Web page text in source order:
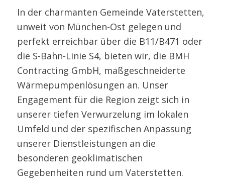
In der charmanten Gemeinde Vaterstetten,
unweit von München-Ost gelegen und
perfekt erreichbar über die B11/B471 oder
die S-Bahn-Linie S4, bieten wir, die BMH
Contracting GmbH, maßgeschneiderte
Wärmepumpenlösungen an. Unser
Engagement für die Region zeigt sich in
unserer tiefen Verwurzelung im lokalen
Umfeld und der spezifischen Anpassung
unserer Dienstleistungen an die
besonderen geoklimatischen
Gegebenheiten rund um Vaterstetten.